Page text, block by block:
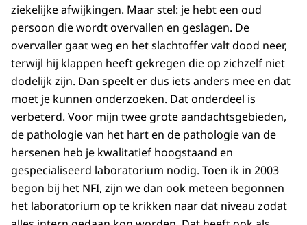
ziekelijke afwijkingen. Maar stel: je hebt een oud
persoon die wordt overvallen en geslagen. De
overvaller gaat weg en het slachtoffer valt dood neer,
terwijl hij klappen heeft gekregen die op zichzelf niet
dodelijk zijn. Dan speelt er dus iets anders mee en dat
moet je kunnen onderzoeken. Dat onderdeel is
verbeterd. Voor mijn twee grote aandachtsgebieden,
de pathologie van het hart en de pathologie van de
hersenen heb je kwalitatief hoogstaand en
gespecialiseerd laboratorium nodig. Toen ik in 2003
begon bij het NFI, zijn we dan ook meteen begonnen
het laboratorium op te krikken naar dat niveau zodat